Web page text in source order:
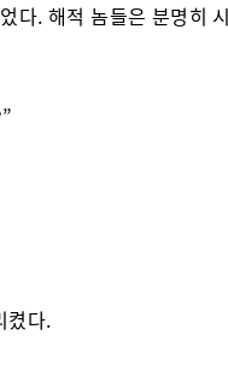
다. 해적 놈들은 분명히
켰다.